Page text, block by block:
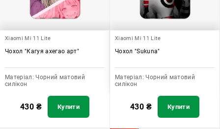
Xiaomi Mi 11 Lite
Чохол "Кагуя ахегао арт"
Матеріал: Чорний матовий
силікон
430 ₴ Купити
Xiaomi Mi 11 Lite
Чохол "Sukuna"
Матеріал: Чорний матовий
силікон
430 ₴ Купити